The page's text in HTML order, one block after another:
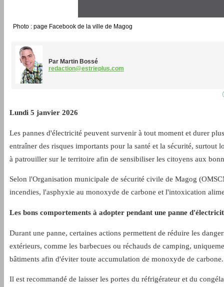
Photo : page Facebook de la ville de Magog
Par Martin Bossé
redaction@estrieplus.com
Lundi 5 janvier 2026
Les pannes d'électricité peuvent survenir à tout moment et durer
entraîner des risques importants pour la santé et la sécurité,
à patrouiller sur le territoire afin de sensibiliser les citoyens aux
Selon l'Organisation municipale de sécurité civile de Magog
incendies, l'asphyxie au monoxyde de carbone et l'intoxication
Les bons comportements à adopter pendant une panne
Durant une panne, certaines actions permettent de réduire les
extérieurs, comme les barbecues ou réchauds de camping,
bâtiments afin d'éviter toute accumulation de monoxyde de carbone.
Il est recommandé de laisser les portes du réfrigérateur et du